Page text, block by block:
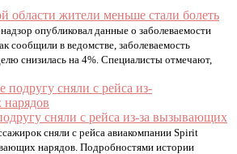
области жители меньше стали болеть
опубликовал данные о заболеваемости
сообщили в ведомстве, заболеваемость
снизилась на 4%. Специалисты отмечают,
сняли с рейса из-за вызывающих
сняли с рейса авиакомпании Spirit
нарядов. Подробностями истории